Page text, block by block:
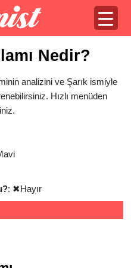
Nedir?
analizini ve Şarık ismiyle
Hızlı menüden
: ✖Hayır